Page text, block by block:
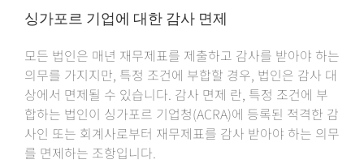
싱가포르 기업에 대한 감사 면제
모든 법인은 매년 재무제표를 제출하고 감사를 받아야 하는
의무를 가지지만, 특정 조건에 부합할 경우, 법인은 감사 대
상에서 면제될 수 있습니다. 감사 면제 란, 특정 조건에 부
합하는 법인이 싱가포르 기업청(ACRA)에 등록된 적격한 감
사인 또는 회계사로부터 재무제표를 감사 받아야 하는 의무
를 면제하는 조항입니다.